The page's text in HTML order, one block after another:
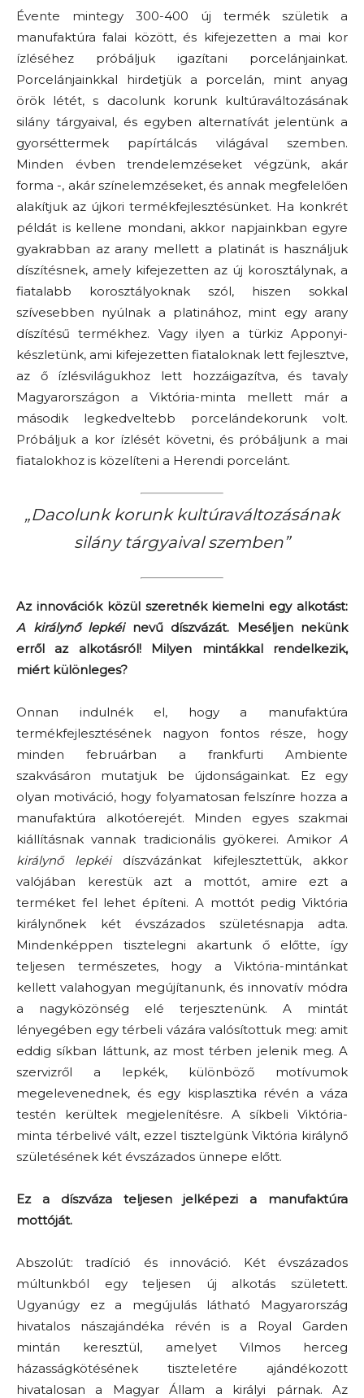
Évente mintegy 300-400 új termék születik a
manufaktúra falai között, és kifejezetten a mai kor
ízléséhez próbáljuk igazítani porcelánjainkat.
Porcelánjainkkal hirdetjük a porcelán, mint anyag
örök létét, s dacolunk korunk kultúraváltozásának
silány tárgyaival, és egyben alternatívát jelentünk a
gyorséttermek papírtálcás világával szemben.
Minden évben trendelemzéseket végzünk, akár
forma -, akár színelemzéseket, és annak megfelelően
alakítjuk az újkori termékfejlesztésünket. Ha konkrét
példát is kellene mondani, akkor napjainkban egyre
gyakrabban az arany mellett a platinát is használjuk
díszítésnek, amely kifejezetten az új korosztálynak, a
fiatalabb korosztályoknak szól, hiszen sokkal
szívesebben nyúlnak a platinához, mint egy arany
díszítésű termékhez. Vagy ilyen a türkiz Apponyi-
készletünk, ami kifejezetten fiataloknak lett fejlesztve,
az ő ízlésvilágukhoz lett hozzáigazítva, és tavaly
Magyarországon a Viktória-minta mellett már a
második legkedveltebb porcelándekorunk volt.
Próbáljuk a kor ízlését követni, és próbáljunk a mai
fiatalokhoz is közelíteni a Herendi porcelánt.
„Dacolunk korunk kultúraváltozásának
silány tárgyaival szemben”
Az innovációk közül szeretnék kiemelni egy alkotást:
A királynő lepkéinevű díszvázát. Meséljen nekünk
erről az alkotásról! Milyen mintákkal rendelkezik,
miért különleges?
Onnan indulnék el, hogy a manufaktúra
termékfejlesztésének nagyon fontos része, hogy
minden februárban a frankfurti Ambiente
szakvásáron mutatjuk be újdonságainkat. Ez egy
olyan motiváció, hogy folyamatosan felszínre hozza a
manufaktúra alkotóerejét. Minden egyes szakmai
kiállításnak vannak tradicionális gyökerei. Amikor A
királynő lepkéidíszvázánkat kifejlesztettük, akkor
valójában kerestük azt a mottót, amire ezt a
terméket fel lehet építeni. A mottót pedig Viktória
királynőnek két évszázados születésnapja adta.
Mindenképpen tisztelegni akartunk ő előtte, így
teljesen természetes, hogy a Viktória-mintánkat
kellett valahogyan megújítanunk, és innovatív módra
a nagyközönség elé terjesztenünk. A mintát
lényegében egy térbeli vázára valósítottuk meg: amit
eddig síkban láttunk, az most térben jelenik meg. A
szervizről a lepkék, különböző motívumok
megelevenednek, és egy kisplasztika révén a váza
testén kerültek megjelenítésre. A síkbeli Viktória-
minta térbelivé vált, ezzel tisztelgünk Viktória királynő
születésének két évszázados ünnepe előtt.
Ez a díszváza teljesen jelképezi a manufaktúra
mottóját.
Abszolút: tradíció és innováció. Két évszázados
múltunkból egy teljesen új alkotás született.
Ugyanúgy ez a megújulás látható Magyarország
hivatalos nászajándéka révén is a Royal Garden
mintán keresztül, amelyet Vilmos herceg
házasságkötésének tiszteletére ajándékozott
hivatalosan a Magyar Állam a királyi párnak. Az